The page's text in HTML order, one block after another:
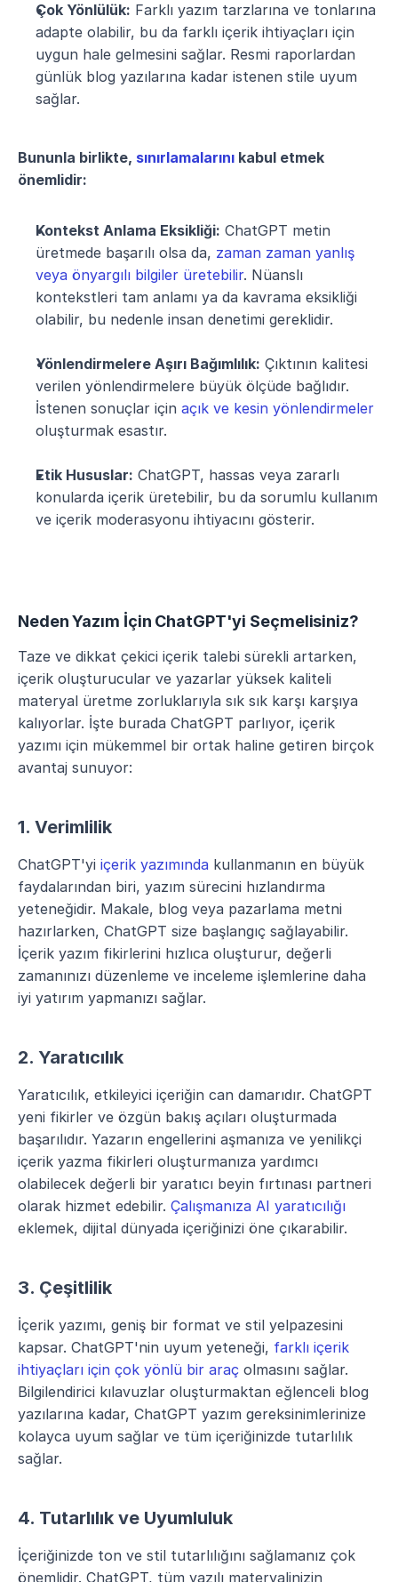
Çok Yönlülük: Farklı yazım tarzlarına ve tonlarına
adapte olabilir, bu da farklı içerik ihtiyaçları için
uygun hale gelmesini sağlar. Resmi raporlardan
günlük blog yazılarına kadar istenen stile uyum
sağlar.
Bununla birlikte, sınırlamalarını kabul etmek
önemlidir:
Kontekst Anlama Eksikliği: ChatGPT metin
üretmede başarılı olsa da, zaman zaman yanlış
veya önyargılı bilgiler üretebilir. Nüanslı
kontekstleri tam anlamı ya da kavrama eksikliği
olabilir, bu nedenle insan denetimi gereklidir.
Yönlendirmelere Aşırı Bağımlılık: Çıktının kalitesi
verilen yönlendirmelere büyük ölçüde bağlıdır.
İstenen sonuçlar için açık ve kesin yönlendirmeler
oluşturmak esastır.
Etik Hususlar: ChatGPT, hassas veya zararlı
konularda içerik üretebilir, bu da sorumlu kullanım
ve içerik moderasyonu ihtiyacını gösterir.
Neden Yazım İçin ChatGPT'yi Seçmelisiniz?
Taze ve dikkat çekici içerik talebi sürekli artarken,
içerik oluşturucular ve yazarlar yüksek kaliteli
materyal üretme zorluklarıyla sık sık karşı karşıya
kalıyorlar. İşte burada ChatGPT parlıyor, içerik
yazımı için mükemmel bir ortak haline getiren birçok
avantaj sunuyor:
1. Verimlilik
ChatGPT'yi içerik yazımında kullanmanın en büyük
faydalarından biri, yazım sürecini hızlandırma
yeteneğidir. Makale, blog veya pazarlama metni
hazırlarken, ChatGPT size başlangıç sağlayabilir.
İçerik yazım fikirlerini hızlıca oluşturur, değerli
zamanınızı düzenleme ve inceleme işlemlerine daha
iyi yatırım yapmanızı sağlar.
2. Yaratıcılık
Yaratıcılık, etkileyici içeriğin can damarıdır. ChatGPT
yeni fikirler ve özgün bakış açıları oluşturmada
başarılıdır. Yazarın engellerini aşmanıza ve yenilikçi
içerik yazma fikirleri oluşturmanıza yardımcı
olabilecek değerli bir yaratıcı beyin fırtınası partneri
olarak hizmet edebilir. Çalışmanıza AI yaratıcılığı
eklemek, dijital dünyada içeriğinizi öne çıkarabilir.
3. Çeşitlilik
İçerik yazımı, geniş bir format ve stil yelpazesini
kapsar. ChatGPT'nin uyum yeteneği, farklı içerik
ihtiyaçları için çok yönlü bir araç olmasını sağlar.
Bilgilendirici kılavuzlar oluşturmaktan eğlenceli blog
yazılarına kadar, ChatGPT yazım gereksinimlerinize
kolayca uyum sağlar ve tüm içeriğinizde tutarlılık
sağlar.
4. Tutarlılık ve Uyumluluk
İçeriğinizde ton ve stil tutarlılığını sağlamanız çok
önemlidir. ChatGPT, tüm yazılı materyalinizin